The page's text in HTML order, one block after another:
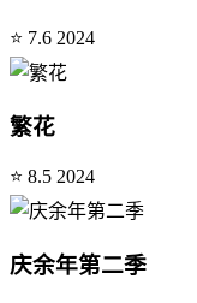
⭐ 7.6 2024
繁花
⭐ 8.5 2024
庆余年第二季